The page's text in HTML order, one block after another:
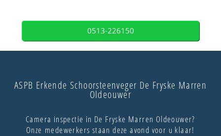
0513-226150
ASPB Erkende Schoorsteenveger De Fryske Marren
Oldeouwer
Camera inspectie in De Fryske Marren Oldeouwer?
Onze medewerkers staan deze avond voor u klaar!